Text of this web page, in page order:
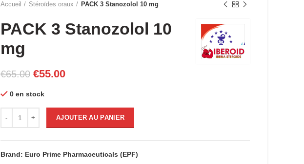
Accueil Stéroïdes oraux PACK 3 Stanozolol 10 mg
PACK 3 Stanozolol 10
mg
€65.00 Le
initial
était :
€65.00.
€55.00Le
est :
€55.00.
0 en stock
AJOUTER AU PANIER
Brand: Euro Prime Pharmaceuticals (EPF)